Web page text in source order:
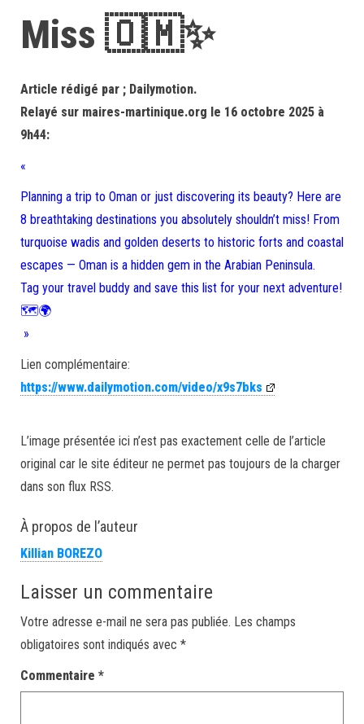
Miss 🇴🇲✨
Article rédigé par ; Dailymotion.
Relayé sur maires-martinique.org le 16 octobre 2025 à
9h44:
«
Planning a trip to Oman or just discovering its beauty? Here are
8 breathtaking destinations you absolutely shouldn’t miss! From
turquoise wadis and golden deserts to historic forts and coastal
escapes — Oman is a hidden gem in the Arabian Peninsula.
Tag your travel buddy and save this list for your next adventure!
🗺️🌍
»
Lien complémentaire:
https://www.dailymotion.com/video/x9s7bks
L’image présentée ici n’est pas exactement celle de l’article
original car le site éditeur ne permet pas toujours de la charger
dans son flux RSS.
À propos de l’auteur
Killian BOREZO
Laisser un commentaire
Votre adresse e-mail ne sera pas publiée. Les champs
obligatoires sont indiqués avec *
Commentaire *